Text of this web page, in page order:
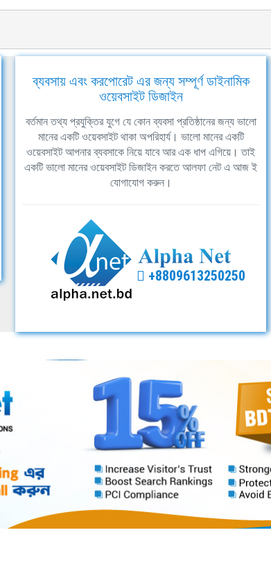
ব্যবসায় এবং করপোরেট এর জন্য সম্পূর্ণ ডাইনামিক
ওয়েবসাইট ডিজাইন
বর্তমান তথ্য প্রযুক্তির যুগে যে কোন ব্যবসা প্রতিষ্ঠানের জন্য ভালো
মানের একটি ওয়েবসাইট থাকা অপরিহার্য। ভালো মানের একটি
ওয়েবসাইট আপনার ব্যবসাকে নিয়ে যাবে আর এক ধাপ এগিয়ে। তাই
একটি ভালো মানের ওয়েবসাইট ডিজাইন করতে আলফা নেট এ আজ ই
যোগাযোগ করুন।
+8809613250250